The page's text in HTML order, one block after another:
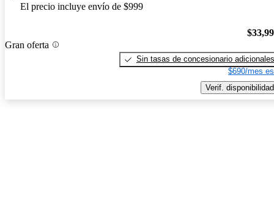
El precio incluye envío de $999
Gran oferta
Sin tasas de concesionario adicionales
$690/mes
Verif. disponibilidad